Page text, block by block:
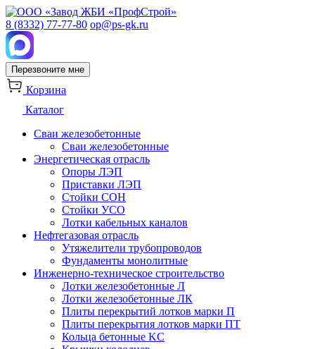
8 (8332) 77-77-80 op@ps-gk.ru
Перезвоните мне
Корзина
Каталог
Сваи железобетонные
Сваи железобетонные
Энергетическая отрасль
Опоры ЛЭП
Приставки ЛЭП
Стойки СОН
Стойки УСО
Лотки кабельных каналов
Нефтегазовая отрасль
Утяжелители трубопроводов
Фундаменты монолитные
Инженерно-техническое строительство
Лотки железобетонные Л
Лотки железобетонные ЛК
Плиты перекрытий лотков марки П
Плиты перекрытия лотков марки ПТ
Кольца бетонные KC